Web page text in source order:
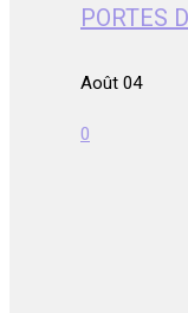
PORTES
Août 04
0